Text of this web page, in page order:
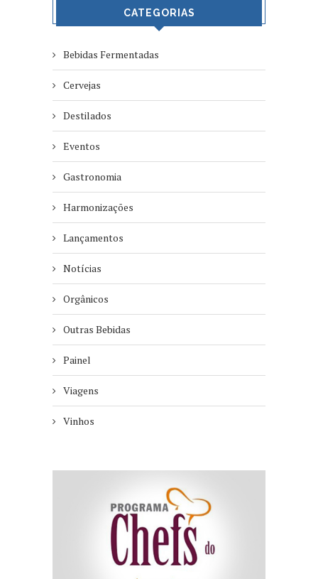
CATEGORIAS
Bebidas Fermentadas
Cervejas
Destilados
Eventos
Gastronomia
Harmonizações
Lançamentos
Notícias
Orgânicos
Outras Bebidas
Painel
Viagens
Vinhos